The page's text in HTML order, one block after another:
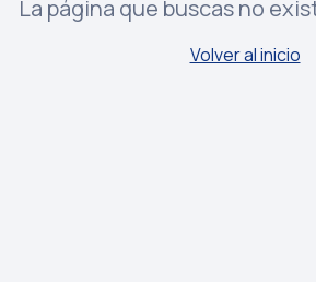
La página que buscas no
Volver al inicio